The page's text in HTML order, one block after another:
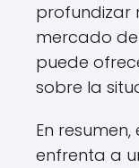
profundizar
mercado
puede
sobre la
En
enfrenta a